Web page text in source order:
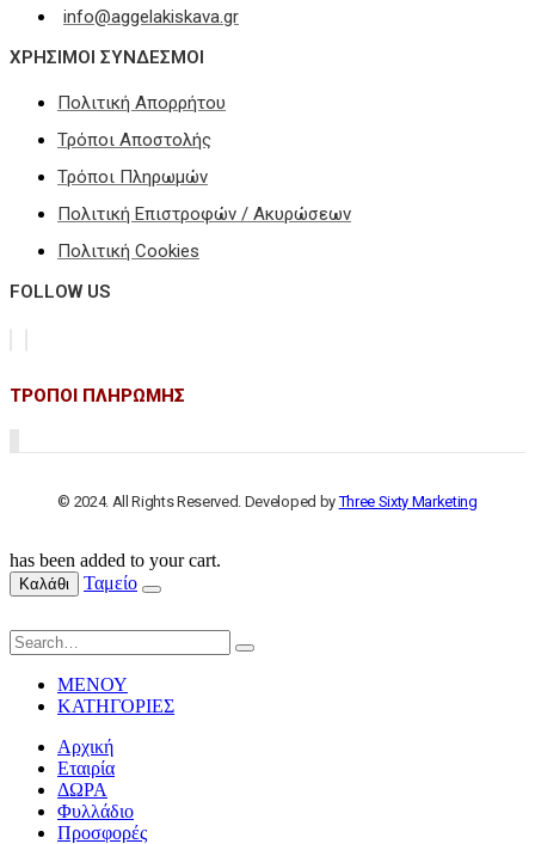
info@aggelakiskava.gr
ΧΡΗΣΙΜΟΙ ΣΥΝΔΕΣΜΟΙ
Πολιτική Απορρήτου
Τρόποι Αποστολής
Τρόποι Πληρωμών
Πολιτική Επιστροφών / Ακυρώσεων
Πολιτική Cookies
FOLLOW US
ΤΡΟΠΟΙ ΠΛΗΡΩΜΗΣ
© 2024. All Rights Reserved. Developed byThree Sixty Marketing
has been added to your cart.
Καλάθι Ταμείο
ΜΕΝΟΥ
ΚΑΤΗΓΟΡΙΕΣ
Αρχική
Εταιρία
ΔΩΡΑ
Φυλλάδιο
Προσφορές